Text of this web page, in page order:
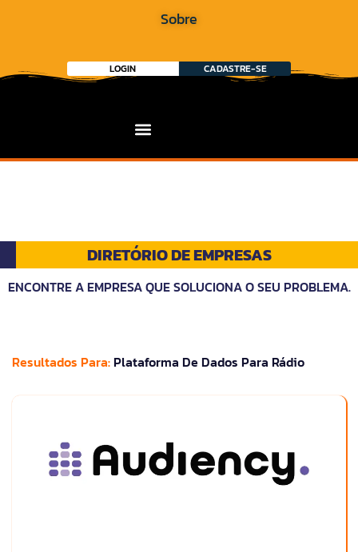
Sobre
LOGIN CADASTRE-SE
DIRETÓRIO DE EMPRESAS
ENCONTRE A EMPRESA QUE SOLUCIONA O SEU PROBLEMA.
Resultados Para: Plataforma De Dados Para Rádio